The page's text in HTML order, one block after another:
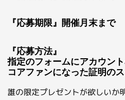
『応募期限』開催月末まで
『応募方法』
指定のフォームにアカウン
コアファンになった証明のス
誰の限定プレゼントが欲しいか